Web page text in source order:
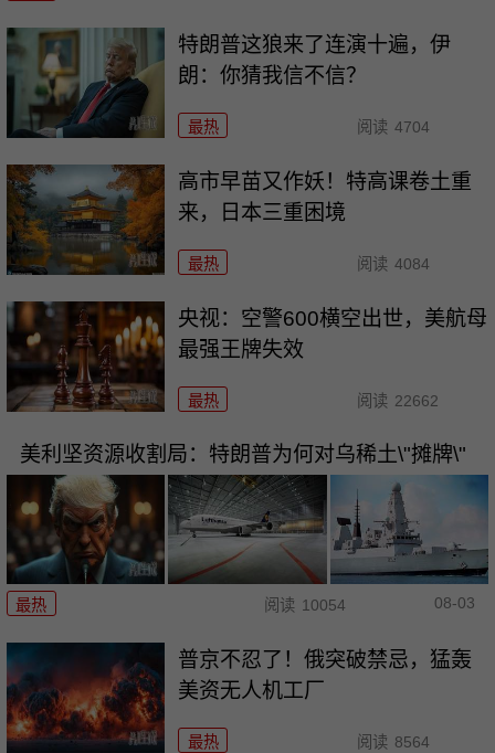
特朗普这狼来了连演十遍，伊
朗：你猜我信不信？
最热 阅读 4704
高市早苗又作妖！特高课卷土重
来，日本三重困境
最热 阅读 4084
央视：空警600横空出世，美航母
最强王牌失效
最热 阅读 22662
美利坚资源收割局：特朗普为何对乌稀土\"摊牌\"
最热 阅读 10054 08-03
普京不忍了！俄突破禁忌，猛轰
美资无人机工厂
最热 阅读 8564